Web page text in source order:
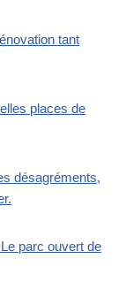
tant
places de
désagréments,
parc ouvert de